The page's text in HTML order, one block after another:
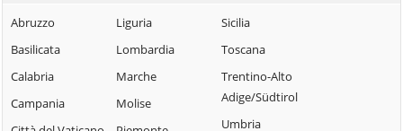
Sauri
Castelluccio
della Daunia
Orta Nova
Panni
Peschici
Pietramontecorvino
Poggio Imperiale
Stornarella
Torremaggiore
Troia
Vico del Gargano
Vieste
Abruzzo
Basilicata
Calabria
Campania
Liguria
Lombardia
Marche
Molise
Sicilia
Toscana
Trentino-Alto
Adige/Südtirol
Umbria